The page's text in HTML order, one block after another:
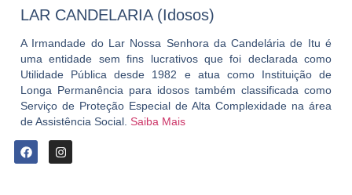
LAR CANDELARIA (Idosos)
A Irmandade do Lar Nossa Senhora da Candelária de Itu é
uma entidade sem fins lucrativos que foi declarada como
Utilidade Pública desde 1982 e atua como Instituição de
Longa Permanência para idosos também classificada como
Serviço de Proteção Especial de Alta Complexidade na área
de Assistência Social. Saiba Mais